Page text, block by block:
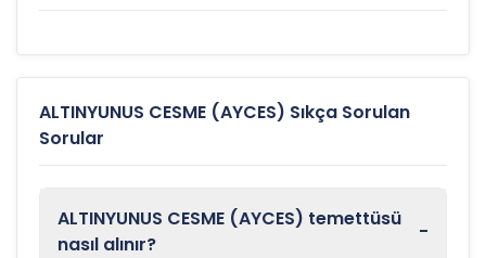
ALTINYUNUS CESME (AYCES) Sıkça Sorulan
Sorular
ALTINYUNUS CESME (AYCES) temettüsü
nasıl alınır?
-